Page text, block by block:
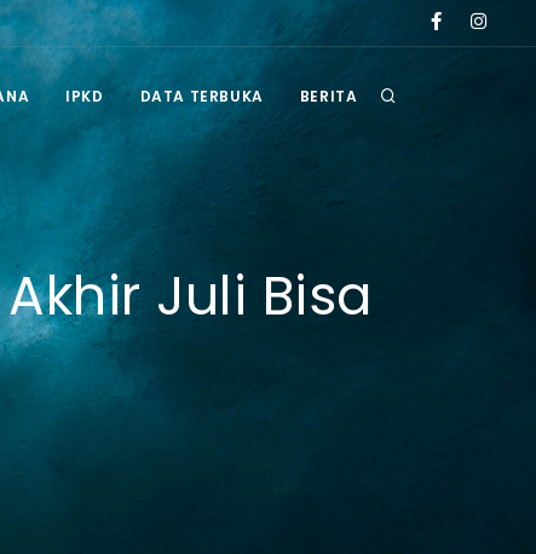
2026 Pengumuman Hasil Seleksi Administrasi Selter
IPKD DATA TERBUKA BERITA
Juli Bisa